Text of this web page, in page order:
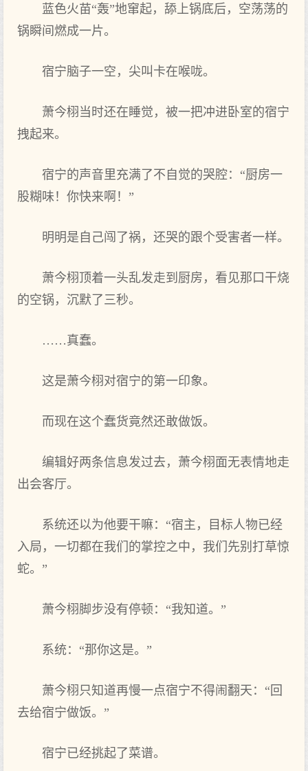
蓝色火苗“轰”地窜起，舔上锅底后，空荡荡的
锅瞬间燃成一片。
宿宁脑子一空，尖叫卡在喉咙。
萧今栩当时还在睡觉，被一把冲进卧室的宿宁
拽起来。
宿宁的声音里充满了不自觉的哭腔：“厨房一
股糊味！你快来啊！”
明明是自己闯了祸，还哭的跟个受害者一样。
萧今栩顶着一头乱发走到厨房，看见那口干烧
的空锅，沉默了三秒。
……真蠢。
这是萧今栩对宿宁的第一印象。
而现在这个蠢货竟然还敢做饭。
编辑好两条信息发过去，萧今栩面无表情地走
出会客厅。
系统还以为他要干嘛：“宿主，目标人物已经
入局，一切都在我们的掌控之中，我们先别打草惊
蛇。”
萧今栩脚步没有停顿：“我知道。”
系统：“那你这是。”
萧今栩只知道再慢一点宿宁不得闹翻天：“回
去给宿宁做饭。”
宿宁已经挑起了菜谱。